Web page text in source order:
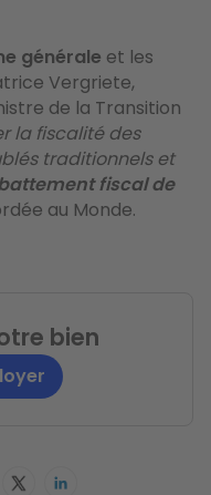
générale et les
Vergriete,
de la Transition
la fiscalité des
traditionnels et
fiscal de
au Monde.
bien